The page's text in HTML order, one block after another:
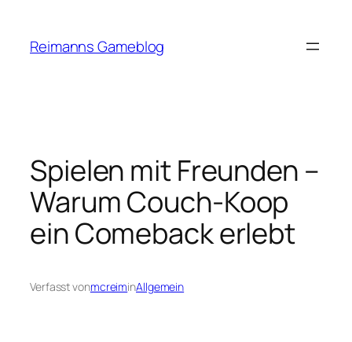
springen
Reimanns Gameblog
Spielen mit Freunden –
Warum Couch-Koop
ein Comeback erlebt
Verfasst vonmcreiminAllgemein